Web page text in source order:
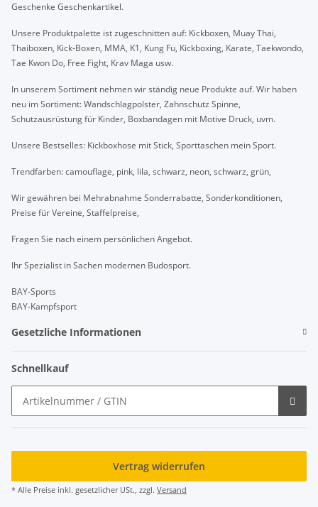
Geschenke Geschenkartikel.
Unsere Produktpalette ist zugeschnitten auf: Kickboxen, Muay Thai,
Thaiboxen, Kick-Boxen, MMA, K1, Kung Fu, Kickboxing, Karate, Taekwondo,
Tae Kwon Do, Free Fight, Krav Maga usw.
In unserem Sortiment nehmen wir ständig neue Produkte auf. Wir haben
neu im Sortiment: Wandschlagpolster, Zahnschutz Spinne,
Schutzausrüstung für Kinder, Boxbandagen mit Motive Druck, uvm.
Unsere Bestselles: Kickboxhose mit Stick, Sporttaschen mein Sport.
Trendfarben: camouflage, pink, lila, schwarz, neon, schwarz, grün,
Wir gewähren bei Mehrabnahme Sonderrabatte, Sonderkonditionen,
Preise für Vereine, Staffelpreise,
Fragen Sie nach einem persönlichen Angebot.
Ihr Spezialist in Sachen modernen Budosport.
BAY-Sports
BAY-Kampfsport
Gesetzliche Informationen
Schnellkauf
Vertrag widerrufen
* Alle Preise inkl. gesetzlicher USt., zzgl. Versand